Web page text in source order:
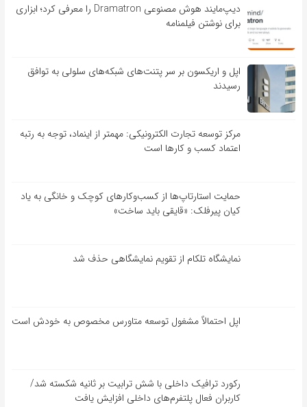
دیپ‌مایند هوش مصنوعی Dramatron را معرفی کرد؛ ابزاری
برای نوشتن فیلمنامه
اپل و اریکسون بر سر پتنت‌های شبکه‌های سلولی به توافق
رسیدند
مرکز توسعه تجارت الکترونیکی: مهمتر از اینماد، توجه به رتبه
اعتماد کسب و کارها است
حمایت استارتاپ‌ها از کسب‌وکارهای کوچک و خانگی به یاد
کیان پیرفلک: «قایقی باید ساخت»
نمایشگاه تلکام از تقویم نمایشگاهی حذف شد
اپل احتمالاً مشغول توسعه متاورس مخصوص به خودش است
رکورد ترافیک داخلی با شش ترابیت بر ثانیه شکسته شد/
کاربران فعال پلتفرم‌های داخلی افزایش یافت